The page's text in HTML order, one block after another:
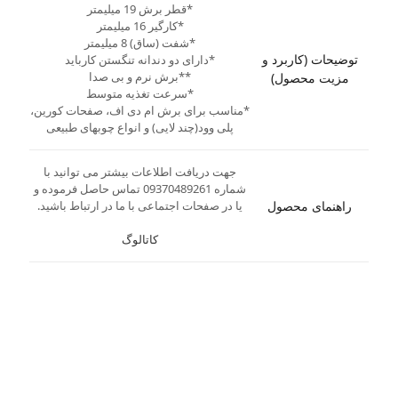
توضیحات (کاربرد و
مزیت محصول)
*قطر برش 19 میلیمتر
*کارگیر 16 میلیمتر
*شفت (ساق) 8 میلیمتر
*دارای دو دندانه تنگستن کارباید
**برش نرم و بی صدا
*سرعت تغذیه متوسط
*مناسب برای برش ام دی اف، صفحات کورین،
پلی وود(چند لایی) و انواع چوبهای طبیعی
راهنمای محصول
جهت دریافت اطلاعات بیشتر می توانید با
شماره 09370489261 تماس حاصل فرموده و
یا در صفحات اجتماعی با ما در ارتباط باشید.
کاتالوگ